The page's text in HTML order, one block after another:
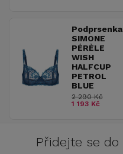
Podprsenka
SIMONE
PÉRÈLE
WISH
HALFCUP
PETROL
BLUE
2 290 Kč
1 193 Kč
Přidejte se do